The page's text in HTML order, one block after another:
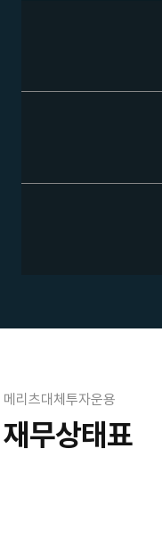
메리츠대체투자운용
재무상태표